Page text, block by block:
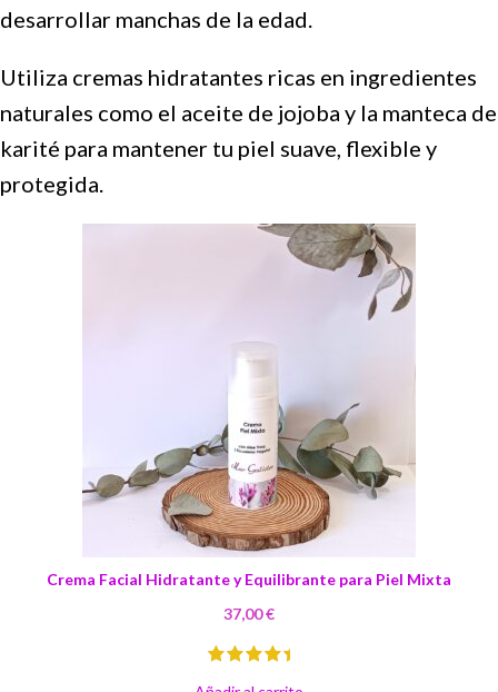
desarrollar manchas de la edad.
Utiliza cremas hidratantes ricas en ingredientes
naturales como el aceite de jojoba y la manteca de
karité para mantener tu piel suave, flexible y
protegida.
Crema Facial Hidratante y Equilibrante para Piel Mixta
37,00€